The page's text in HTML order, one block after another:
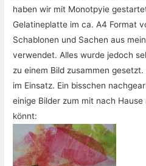
haben wir mit Monotpyie
Gelatineplatte im ca. A4 Format
Schablonen und Sachen aus
verwendet. Alles wurde jedoch
zu einem Bild zusammen
im Einsatz. Ein bisschen
einige Bilder zum mit nach
könnt: